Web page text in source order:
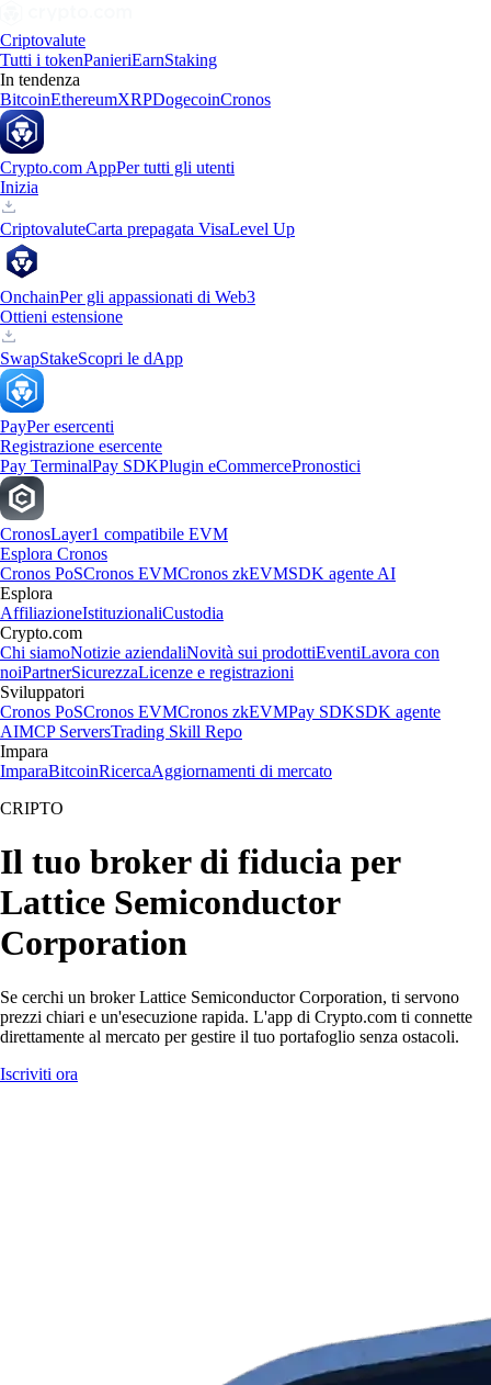
Criptovalute
Tutti i tokenPanieriEarnStaking
In tendenza
BitcoinEthereumXRPDogecoinCronos
Crypto.com AppPer tutti gli utenti
Inizia
CriptovaluteCarta prepagata VisaLevel Up
OnchainPer gli appassionati di Web3
Ottieni estensione
SwapStakeScopri le dApp
PayPer esercenti
Registrazione esercente
Pay TerminalPay SDKPlugin eCommercePronostici
CronosLayer1 compatibile EVM
Esplora Cronos
Cronos PoSCronos EVMCronos zkEVMSDK agente AI
Esplora
AffiliazioneIstituzionaliCustodia
Crypto.com
Chi siamoNotizie aziendaliNovità sui prodottiEventiLavora con
noiPartnerSicurezzaLicenze e registrazioni
Sviluppatori
Cronos PoSCronos EVMCronos zkEVMPay SDKSDK agente
AIMCP ServersTrading Skill Repo
Impara
ImparaBitcoinRicercaAggiornamenti di mercato
CRIPTO
Il tuo broker di fiducia per
Lattice Semiconductor
Corporation
Se cerchi un broker Lattice Semiconductor Corporation, ti servono
prezzi chiari e un'esecuzione rapida. L'app di Crypto.com ti connette
direttamente al mercato per gestire il tuo portafoglio senza ostacoli.
Iscriviti ora